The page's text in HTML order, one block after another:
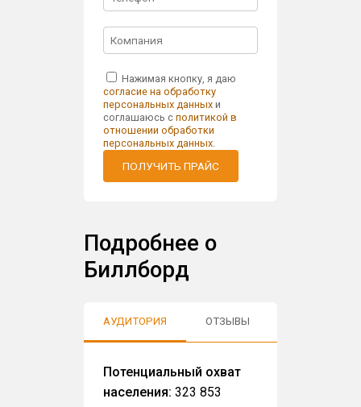
Нажимая кнопку, я даю
согласие на обработку
персональных данныхи
соглашаюсь с политикой в
отношении обработки
персональных данных.
ПОЛУЧИТЬ ПРАЙС
Подробнее о
Биллборд
АУДИТОРИЯ ОТЗЫВЫ
Потенциальный охват
населения: 323 853